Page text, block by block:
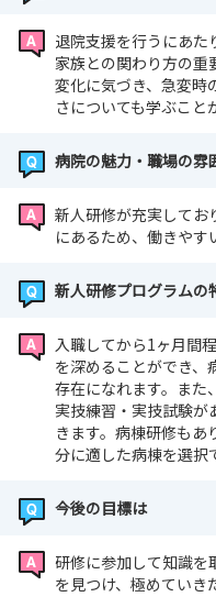
退院支援を行うにあた
家族との関わり方の重
変化に気づき、急変時
さについても学ぶこと
病院の魅力・職場の雰
新人研修が充実してお
にあるため、働きやす
新人研修プログラムの
入職してから1ヶ月間
を深めることができ、
存在になれます。また
実技練習・実技試験が
きます。病棟研修もあ
分に適した病棟を選択
今後の目標は
研修に参加して知識を
を見つけ、極めていき